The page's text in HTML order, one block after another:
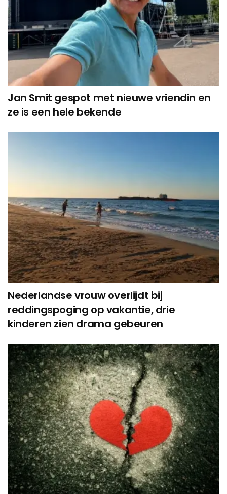
Jan Smit gespot met nieuwe vriendin en
ze is een hele bekende
Nederlandse vrouw overlijdt bij
reddingspoging op vakantie, drie
kinderen zien drama gebeuren